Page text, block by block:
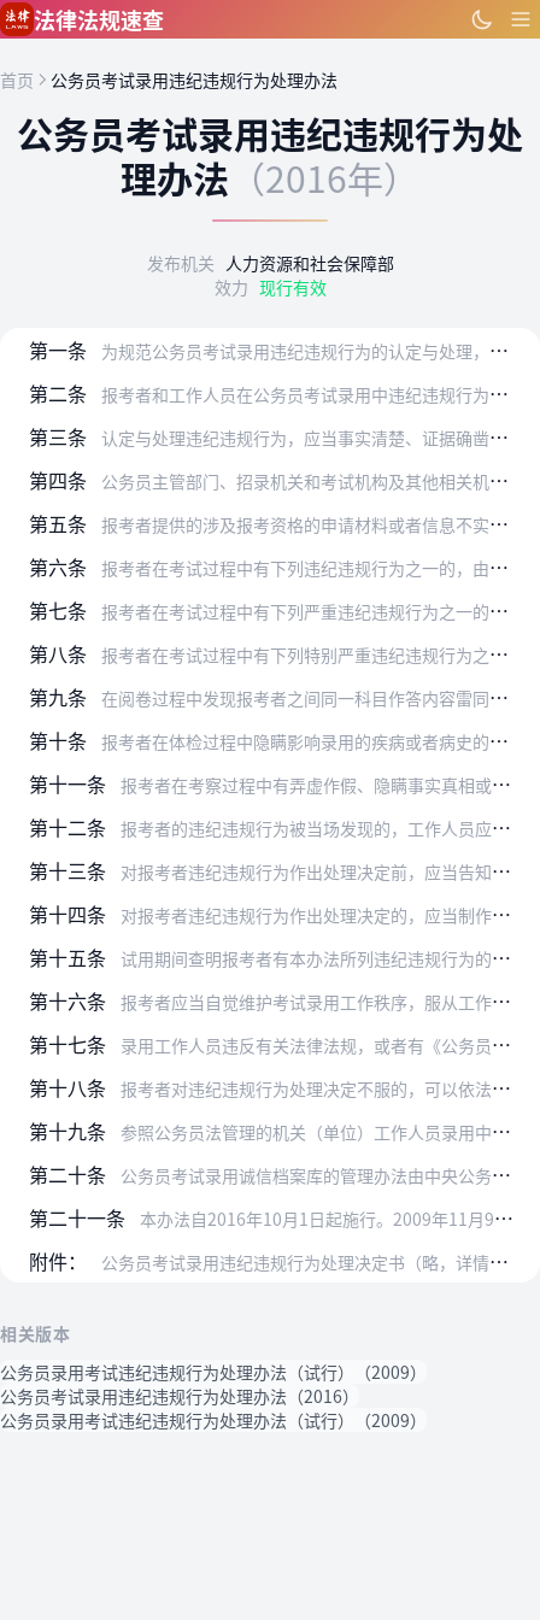
跳到主要内容
法律法规速查
首页 公务员考试录用违纪违规行为处理办法
公务员考试录用违纪违规行为处
理办法 （2016年）
发布机关 人力资源和社会保障部
效力 现行有效
第一条 为规范公务员考试录用违纪违规行为的认定与处理，严肃考试纪律，确保考试录用工作公平、公正，根据《中华人民共和国公务员法》等有关规定，制定本办法。
第二条 报考者和工作人员在公务员考试录用中违纪违规行为的认定与处理，适用本办法。
第三条 认定与处理违纪违规行为，应当事实清楚、证据确凿、程序规范、适用规定准确。
第四条 公务员主管部门、招录机关和考试机构及其他相关机构按照公务员考试录用法律法规等规定的职责权限，对报考者和工作人员违纪违规行为进行认定与处理。
第五条 报考者提供的涉及报考资格的申请材料或者信息不实的，由负责资格审查工作的招录机关或者公务员主管部门给予其取消本次报考资格的处理。
第六条 报考者在考试过程中有下列违纪违规行为之一的，由具体组织实施考试的考试机构、招录机关或者公务员主管部门给予其当次该科目（场次）考试成绩无效的处理：
第七条 报考者在考试过程中有下列严重违纪违规行为之一的，给予其取消本次考试资格的处理，并记入公务员考试录用诚信档案库，记录期限为5年：
第八条 报考者在考试过程中有下列特别严重违纪违规行为之一的，由中央公务员主管部门或者省级公务员主管部门给予其取消本次考试资格的处理，并记入公务员考试录用诚信档案库，长期…
第九条 在阅卷过程中发现报考者之间同一科目作答内容雷同，并经阅卷专家组确认的，由具体组织实施考试的考试机构给予其该科目（场次）考试成绩无效的处理。省级以上考试机构确定作…
第十条 报考者在体检过程中隐瞒影响录用的疾病或者病史的，由招录机关或者公务员主管部门给予其不予录用的处理。有串通工作人员作弊或者请他人顶替体检以及交换、替换化验样本等严…
第十一条 报考者在考察过程中有弄虚作假、隐瞒事实真相或者其他妨碍考察工作正常进行行为的，由负责组织考察的招录机关或者公务员主管部门给予其不予录用的处理。情节严重、影响恶劣…
第十二条 报考者的违纪违规行为被当场发现的，工作人员应当予以制止或者终止其继续参加考试，并收集、保存相应证据材料，如实记录违纪违规事实和现场处理情况，由两名以上工作人员签…
第十三条 对报考者违纪违规行为作出处理决定前，应当告知报考者拟作出的处理决定及相关事实、理由和依据，并告知报考者依法享有陈述和申辩的权利。作出处理决定的公务员主管部门、招…
第十四条 对报考者违纪违规行为作出处理决定的，应当制作公务员考试录用违纪违规行为处理决定书，依法送达报考者。
第十五条 试用期间查明报考者有本办法所列违纪违规行为的，由中央一级招录机关或者设区的市级以上公务员主管部门取消录用并按照本办法的有关规定给予其相应的处理。
第十六条 报考者应当自觉维护考试录用工作秩序，服从工作人员管理，有下列行为之一的，责令离开考场；情节严重的，按照本办法第七条、第八条的规定处理；违反《中华人民共和国治安管…
第十七条 录用工作人员违反有关法律法规，或者有《公务员录用规定（试行）》第三十三条、第三十四条规定情形的，按照有关规定给予处分。其中，公务员组织、策划有组织作弊或者在有组…
第十八条 报考者对违纪违规行为处理决定不服的，可以依法申请行政复议或者提起行政诉讼。
第十九条 参照公务员法管理的机关（单位）工作人员录用中违纪违规行为的认定与处理适用本办法。
第二十条 公务员考试录用诚信档案库的管理办法由中央公务员主管部门制定。
第二十一条 本办法自2016年10月1日起施行。2009年11月9日人力资源社会保障部公布的《公务员录用考试违纪违规行为处理办法（试行）》（人力资源和社会保障部令第4号）同…
附件： 公务员考试录用违纪违规行为处理决定书（略，详情请登录人力资源社会保障部网站）
相关版本
公务员录用考试违纪违规行为处理办法（试行）（2009）
公务员考试录用违纪违规行为处理办法（2016）
公务员录用考试违纪违规行为处理办法（试行）（2009）